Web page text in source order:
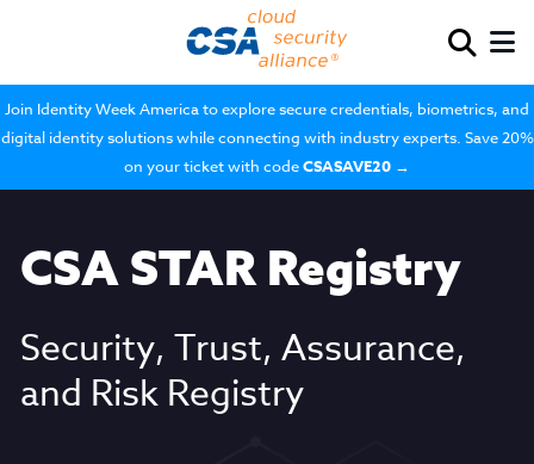
Join Identity Week America to explore secure credentials, biometrics, and
digital identity solutions while connecting with industry experts. Save 20%
on your ticket with codeCSASAVE20 →
CSA STAR Registry
Security, Trust, Assurance,
and Risk Registry